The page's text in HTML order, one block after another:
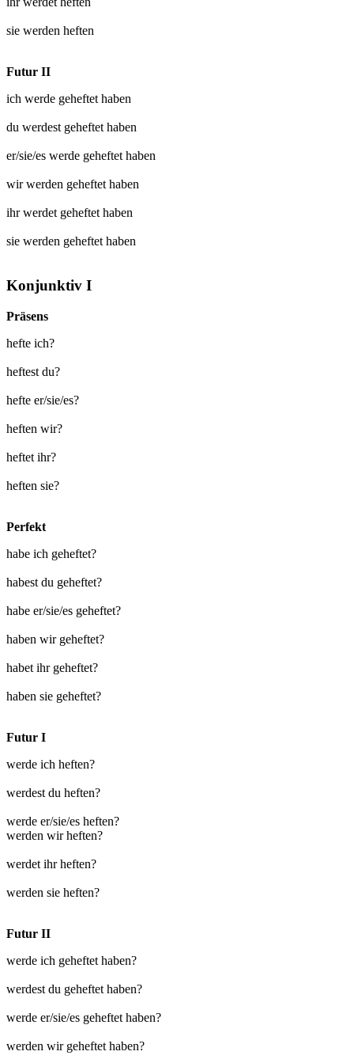
sie werden heften
Futur II
ich werde geheftet haben
du werdest geheftet haben
er/sie/es werde geheftet haben
wir werden geheftet haben
ihr werdet geheftet haben
sie werden geheftet haben
Konjunktiv I
Präsens
hefte ich?
heftest du?
hefte er/sie/es?
heften wir?
heftet ihr?
heften sie?
Perfekt
habe ich geheftet?
habest du geheftet?
habe er/sie/es geheftet?
haben wir geheftet?
habet ihr geheftet?
haben sie geheftet?
Futur I
werde ich heften?
werdest du heften?
werde er/sie/es heften?
werden wir heften?
werdet ihr heften?
werden sie heften?
Futur II
werde ich geheftet haben?
werdest du geheftet haben?
werde er/sie/es geheftet haben?
werden wir geheftet haben?